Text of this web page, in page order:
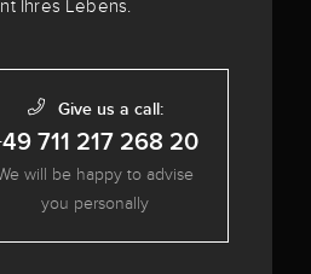
Ihres Lebens.
Give us a call:
711 217 268 20
will be happy to advise
you personally